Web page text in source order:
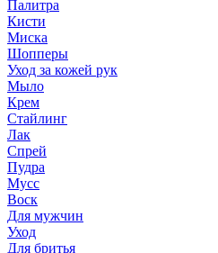
Палитра
Кисти
Миска
Шопперы
Уход за кожей рук
Мыло
Крем
Стайлинг
Лак
Спрей
Пудра
Мусс
Воск
Для мужчин
Уход
Для бритья